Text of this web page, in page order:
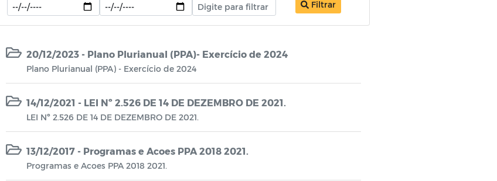
Filtrar
20/12/2023 - Plano Plurianual (PPA)- Exercício de 2024
Plano Plurianual (PPA) - Exercício de 2024
14/12/2021 - LEI Nº 2.526 DE 14 DE DEZEMBRO DE 2021.
LEI Nº 2.526 DE 14 DE DEZEMBRO DE 2021.
13/12/2017 - Programas e Acoes PPA 2018 2021.
Programas e Acoes PPA 2018 2021.